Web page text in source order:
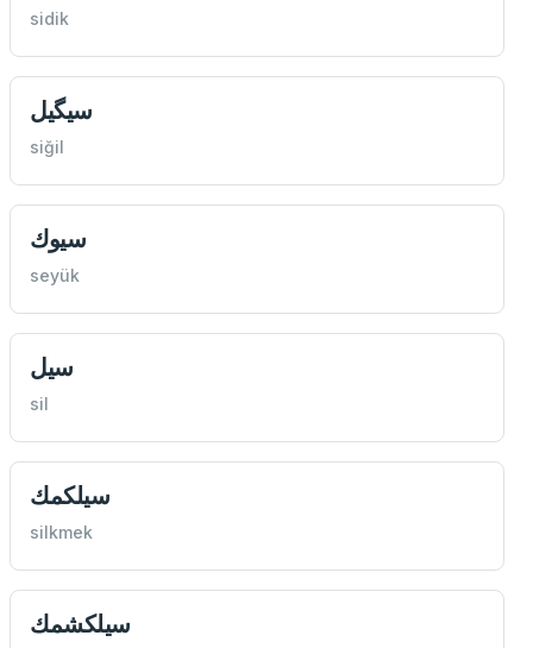
sidik
سيگيل
siğil
سيوك
seyük
سيل
sil
سيلكمك
silkmek
سيلكشمك